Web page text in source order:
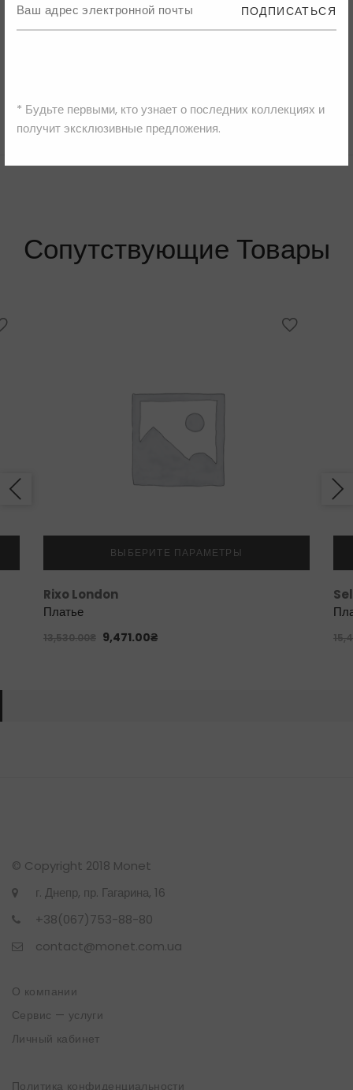
ПОДПИСАТЬСЯ
* Будьте первыми, кто узнает о последних коллекциях и
получит эксклюзивные предложения.
Бренд
Сопутствующие Товары
ВЫБЕРИТЕ ПАРАМЕТРЫ
Rixo London
Платье
13,530.00₴ 9,471.00₴
© Copyright 2018 Monet
г. Днепр, пр. Гагарина, 16
+38(067)753-88-80
contact@monet.com.ua
О компании
Сервис — услуги
Личный кабинет
Политика конфиденциальности